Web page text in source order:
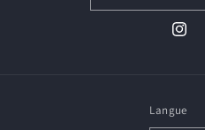
Langue